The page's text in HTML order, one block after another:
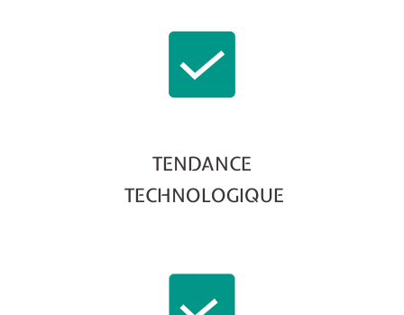
TENDANCE
TECHNOLOGIQUE